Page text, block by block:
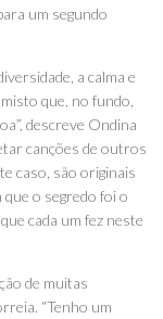
um segundo
a calma e
que, no fundo,
descreve Ondina
canções de outros
caso, são originais
o segredo foi o
cada um fez neste
de muitas
“Tenho um